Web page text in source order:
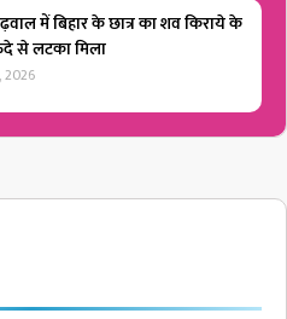
में बिहार के छात्र का शव किराये के
से लटका मिला
2026